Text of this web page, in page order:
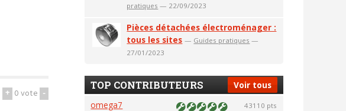
+ 0vote -
pratiques — 22/09/2023
Pièces détachées électroménager :
tous les sites — Guides pratiques —
27/01/2023
Voir tous
TOP CONTRIBUTEURS
omega7 43110 pts